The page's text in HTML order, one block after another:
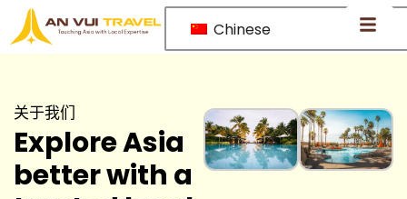
Chinese
关于我们
Explore Asia
better with a